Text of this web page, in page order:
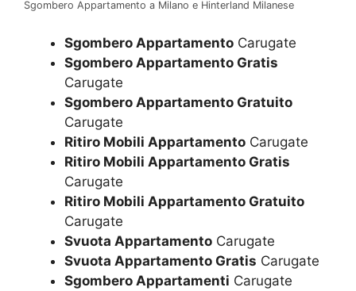
Sgombero Appartamento a Milano e Hinterland Milanese
Sgombero Appartamento Carugate
Sgombero Appartamento Gratis
Carugate
Sgombero Appartamento Gratuito
Carugate
Ritiro Mobili Appartamento Carugate
Ritiro Mobili Appartamento Gratis
Carugate
Ritiro Mobili Appartamento Gratuito
Carugate
Svuota Appartamento Carugate
Svuota Appartamento Gratis Carugate
Sgombero Appartamenti Carugate